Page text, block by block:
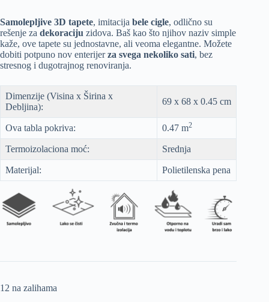
Samolepljive 3D tapete, imitacija bele cigle, odlično su
rešenje za dekoraciju zidova. Baš kao što njihov naziv simple
kaže, ove tapete su jednostavne, ali veoma elegantne. Možete
dobiti potpuno nov enterijerza svega nekoliko sati, bez
stresnog i dugotrajnog renoviranja.
Dimenzije (Visina x Širina x
Debljina):
69 x 68 x 0.45 cm
Ova tabla pokriva: 0.47 m2
Termoizolaciona moć: Srednja
Materijal: Polietilenska pena
12 na zalihama